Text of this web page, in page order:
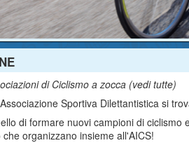
di Ciclismo a zocca (vedi tutte)
Sportiva Dilettantistica si
di formare nuovi campioni di
organizzano insieme all'AICS!